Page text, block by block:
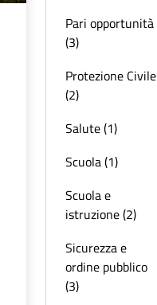
Pari opportunità
(3)
Protezione Civile
(2)
Salute (1)
Scuola (1)
Scuola e
istruzione (2)
Sicurezza e
ordine pubblico
(3)